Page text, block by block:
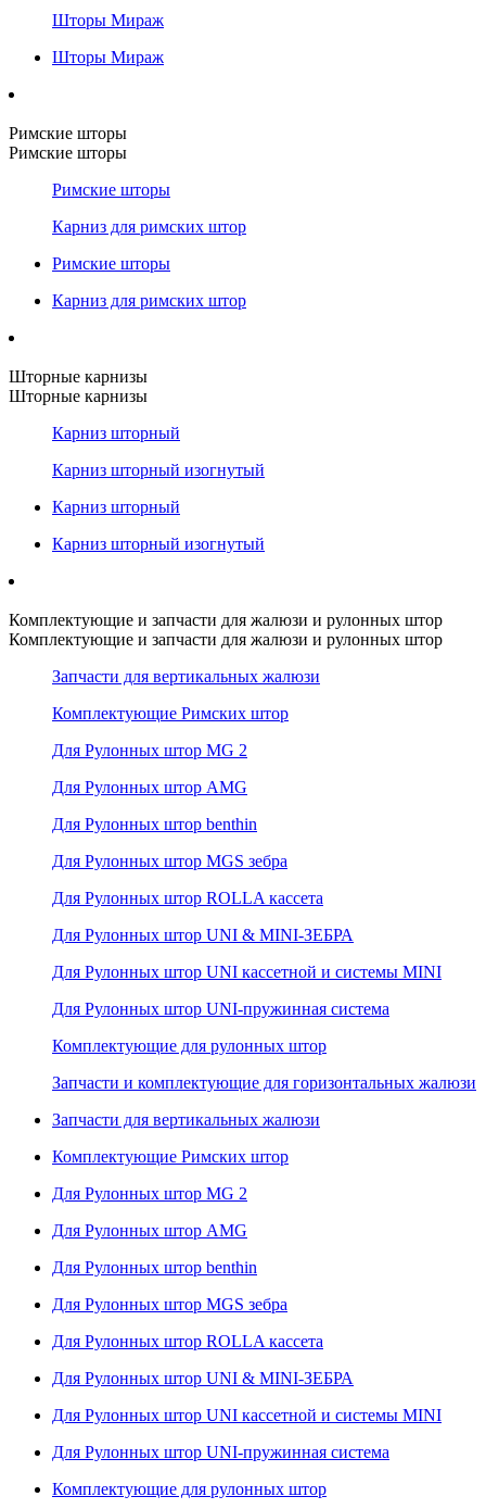
Шторы Мираж
Шторы Мираж
Римские шторы
Римские шторы
Римские шторы
Карниз для римских штор
Римские шторы
Карниз для римских штор
Шторные карнизы
Шторные карнизы
Карниз шторный
Карниз шторный изогнутый
Карниз шторный
Карниз шторный изогнутый
Комплектующие и запчасти для жалюзи и рулонных штор
Комплектующие и запчасти для жалюзи и рулонных штор
Запчасти для вертикальных жалюзи
Комплектующие Римских штор
Для Рулонных штор MG 2
Для Рулонных штор AMG
Для Рулонных штор benthin
Для Рулонных штор MGS зебра
Для Рулонных штор ROLLA кассета
Для Рулонных штор UNI & MINI-ЗЕБРА
Для Рулонных штор UNI кассетной и системы MINI
Для Рулонных штор UNI-пружинная система
Комплектующие для рулонных штор
Запчасти и комплектующие для горизонтальных жалюзи
Запчасти для вертикальных жалюзи
Комплектующие Римских штор
Для Рулонных штор MG 2
Для Рулонных штор AMG
Для Рулонных штор benthin
Для Рулонных штор MGS зебра
Для Рулонных штор ROLLA кассета
Для Рулонных штор UNI & MINI-ЗЕБРА
Для Рулонных штор UNI кассетной и системы MINI
Для Рулонных штор UNI-пружинная система
Комплектующие для рулонных штор